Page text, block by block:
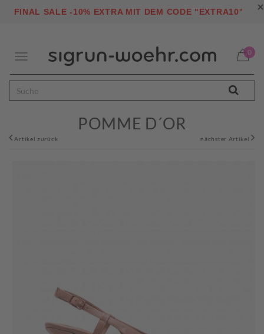
×
FINAL SALE -10% EXTRA MIT DEM CODE "EXTRA10"
Toggle
0
POMME D´OR
Artikel zurück nächster Artikel